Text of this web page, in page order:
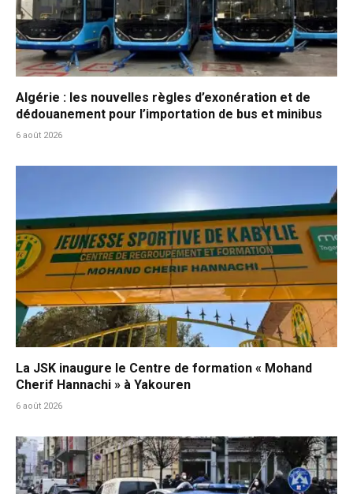
Algérie : les nouvelles règles d’exonération et de
dédouanement pour l’importation de bus et minibus
6 août 2026
La JSK inaugure le Centre de formation « Mohand
Cherif Hannachi » à Yakouren
6 août 2026